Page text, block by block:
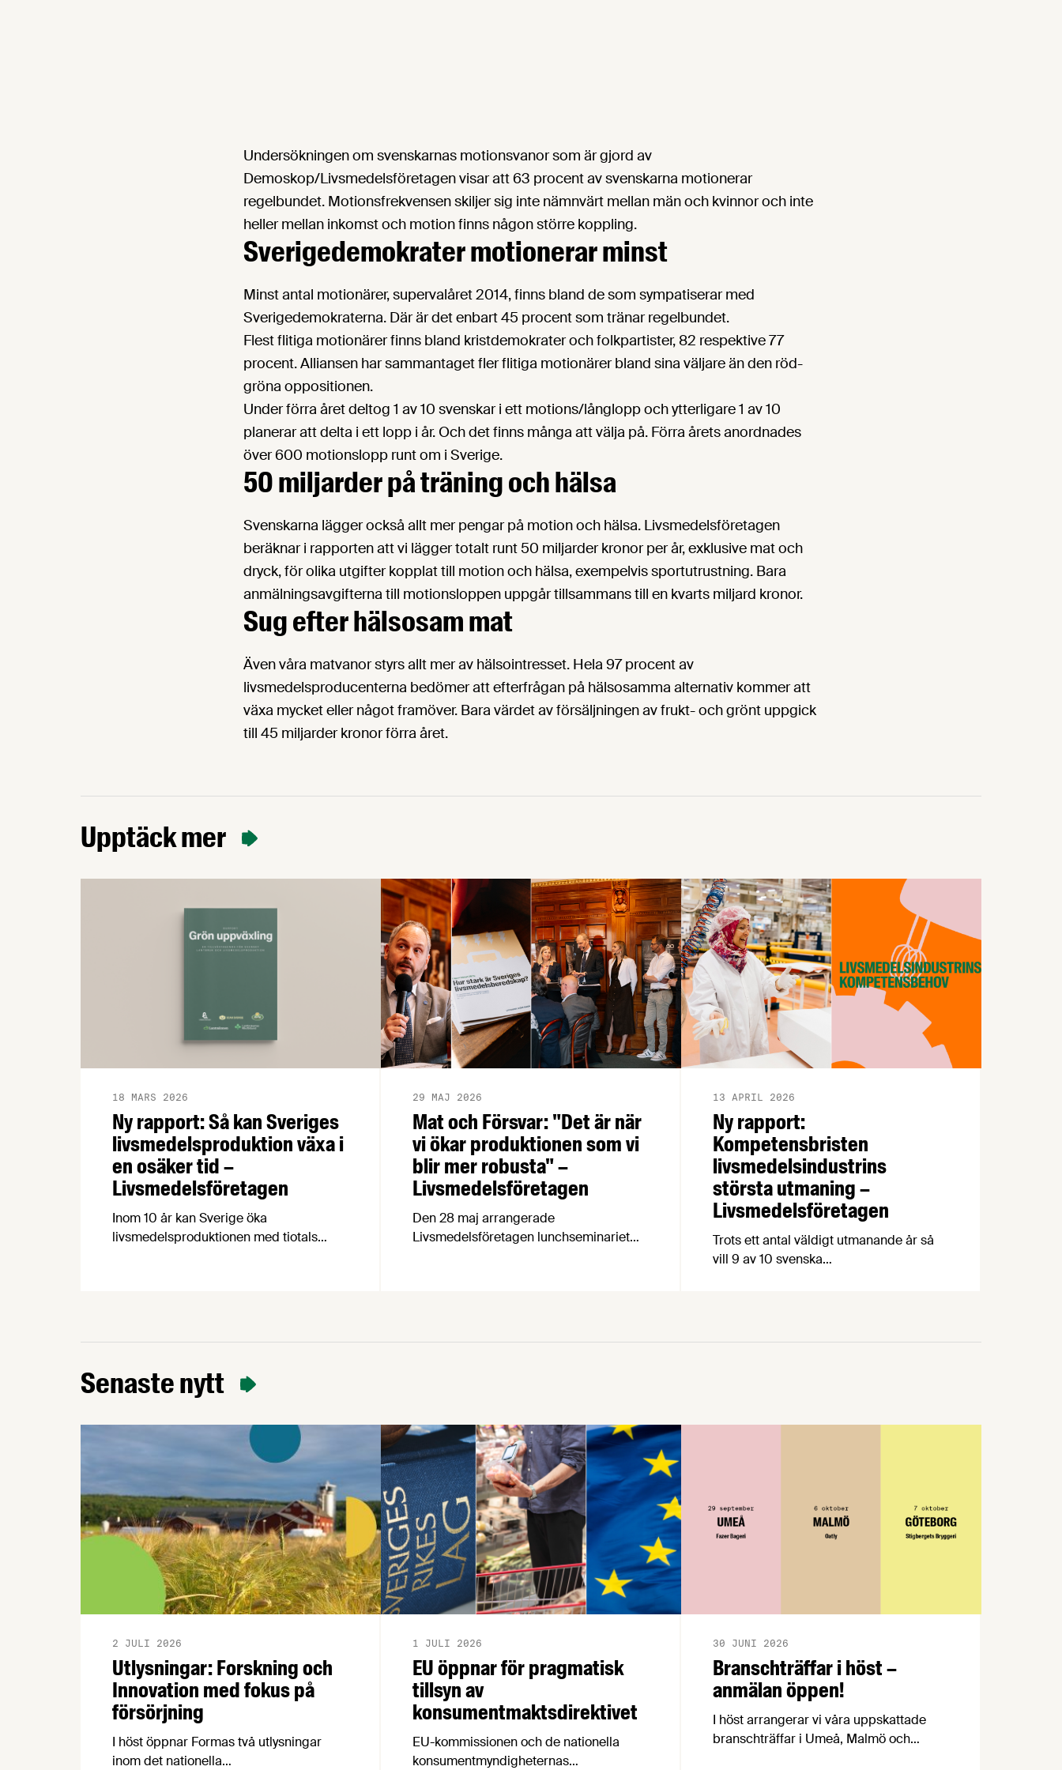
Undersökningen om svenskarnas motionsvanor som är gjord av
Demoskop/Livsmedelsföretagen visar att 63 procent av svenskarna motionerar
regelbundet. Motionsfrekvensen skiljer sig inte nämnvärt mellan män och kvinnor och inte
heller mellan inkomst och motion finns någon större koppling.
Sverigedemokrater motionerar minst
Minst antal motionärer, supervalåret 2014, finns bland de som sympatiserar med
Sverigedemokraterna. Där är det enbart 45 procent som tränar regelbundet.
Flest flitiga motionärer finns bland kristdemokrater och folkpartister, 82 respektive 77
procent. Alliansen har sammantaget fler flitiga motionärer bland sina väljare än den röd-
gröna oppositionen.
Under förra året deltog 1 av 10 svenskar i ett motions/långlopp och ytterligare 1 av 10
planerar att delta i ett lopp i år. Och det finns många att välja på. Förra årets anordnades
över 600 motionslopp runt om i Sverige.
50 miljarder på träning och hälsa
Svenskarna lägger också allt mer pengar på motion och hälsa. Livsmedelsföretagen
beräknar i rapporten att vi lägger totalt runt 50 miljarder kronor per år, exklusive mat och
dryck, för olika utgifter kopplat till motion och hälsa, exempelvis sportutrustning. Bara
anmälningsavgifterna till motionsloppen uppgår tillsammans till en kvarts miljard kronor.
Sug efter hälsosam mat
Även våra matvanor styrs allt mer av hälsointresset. Hela 97 procent av
livsmedelsproducenterna bedömer att efterfrågan på hälsosamma alternativ kommer att
växa mycket eller något framöver. Bara värdet av försäljningen av frukt- och grönt uppgick
till 45 miljarder kronor förra året.
Upptäck mer
Ny rapport: Så kan Sveriges
livsmedelsproduktion växa i
en osäker tid –
Livsmedelsföretagen
18 MARS 2026
Inom 10 år kan Sverige öka
livsmedelsproduktionen med tiotals
Arla, Lantmännen, Scan Sverige och
LRF.
Mat och Försvar: "Det är när
vi ökar produktionen som vi
blir mer robusta" –
Livsmedelsföretagen
29 MAJ 2026
Den 28 maj arrangerade
Livsmedelsföretagen lunchseminariet
Ny rapport:
Kompetensbristen
livsmedelsindustrins
största utmaning –
Livsmedelsföretagen
13 APRIL 2026
Trots ett antal väldigt utmanande år så
vill 9 av 10 svenska
Senaste nytt
Utlysningar: Forskning och
Innovation med fokus på
försörjning
2 JULI 2026
I höst öppnar Formas två utlysningar
inom det nationella
EU öppnar för pragmatisk
tillsyn av
konsumentmaktsdirektivet
1 JULI 2026
EU-kommissionen och de nationella
konsumentmyndigheternas
Branschträffar i höst –
anmälan öppen!
30 JUNI 2026
I höst arrangerar vi våra uppskattade
branschträffar i Umeå, Malmö och